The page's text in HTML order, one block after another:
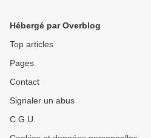
Hébergé par Overblog
Top articles
Pages
Contact
Signaler un abus
C.G.U.